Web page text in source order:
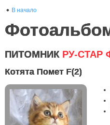
В начало
ПИТОМНИК РУ-СТАР
Котята Помет F(2)